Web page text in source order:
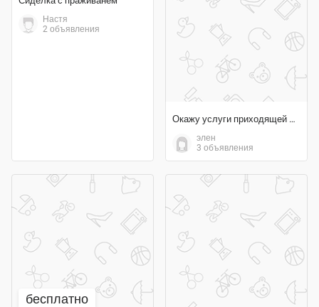
Настя
2 объявления
Окажу услуги приходящей сиделки выходного дня
элен
3 объявления
бесплатно